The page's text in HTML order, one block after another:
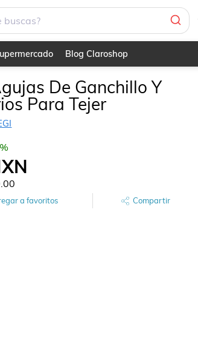
Blog Claroshop
De Ganchillo Y
Para Tejer
%
a favoritos Compartir